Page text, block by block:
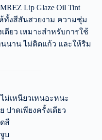
Lip Glaze Oil Tint
ห้ทั้งสีสันสวยงาม ความชุ่ม
ดียว เหมาะสำหรับการใช้
นาน ไม่ติดแก้ว และให้ริม
ม่เหนียวเหนอะหนะ
ปาดเพียงครั้งเดียว
สี
บ